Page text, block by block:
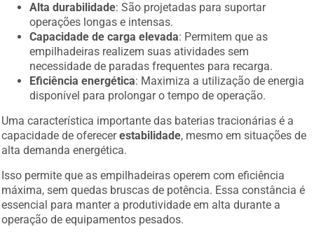
Alta durabilidade: São projetadas para suportar
operações longas e intensas.
Capacidade de carga elevada: Permitem que as
empilhadeiras realizem suas atividades sem
necessidade de paradas frequentes para recarga.
Eficiência energética: Maximiza a utilização de energia
disponível para prolongar o tempo de operação.
Uma característica importante das baterias tracionárias é a
capacidade de oferecerestabilidade, mesmo em situações de
alta demanda energética.
Isso permite que as empilhadeiras operem com eficiência
máxima, sem quedas bruscas de potência. Essa constância é
essencial para manter a produtividade em alta durante a
operação de equipamentos pesados.